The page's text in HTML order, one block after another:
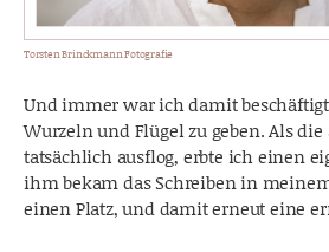
Torsten Brinckmann Fotografie
Und immer war ich damit
Wurzeln und Flügel zu geben. Als
tatsächlich ausflog, erbte ich einen
ihm bekam das Schreiben in
einen Platz, und damit erneut eine